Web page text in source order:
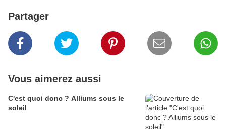
Partager
Vous aimerez aussi
C'est quoi donc ? Alliums sous le
soleil